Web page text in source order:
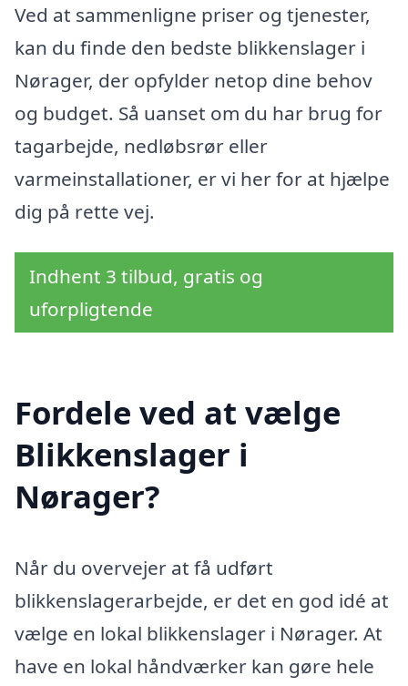
Ved at sammenligne priser og tjenester,
kan du finde den bedste blikkenslager i
Nørager, der opfylder netop dine behov
og budget. Så uanset om du har brug for
tagarbejde, nedløbsrør eller
varmeinstallationer, er vi her for at hjælpe
dig på rette vej.
Indhent 3 tilbud, gratis og
uforpligtende
Fordele ved at vælge
Blikkenslager i
Nørager?
Når du overvejer at få udført
blikkenslagerarbejde, er det en god idé at
vælge en lokal blikkenslager i Nørager. At
have en lokal håndværker kan gøre hele